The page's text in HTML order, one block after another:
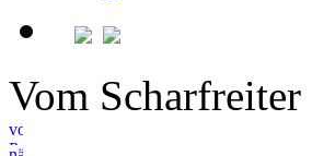
Vom Scharfreiter